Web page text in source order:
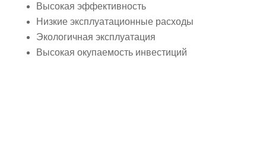
Высокая эффективность
Низкие эксплуатационные расходы
Экологичная эксплуатация
Высокая окупаемость инвестиций